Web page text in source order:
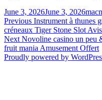
Posted
on
June 3, 2026June 3, 2026
Post
navigation
Previous Previous
post:
Instrument à thunes
créneaux Tiger Stone Slot
Next Next
post:
Novoline casino un peu
fruit mania Amusement Offert
Proudly powered by